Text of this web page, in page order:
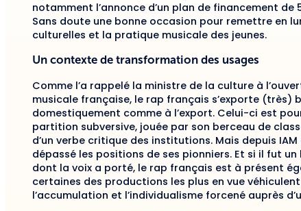
notamment l’annonce d’un plan de financement
Sans doute une bonne occasion pour remettre en
culturelles et la pratique musicale des jeunes.
Un contexte de transformation des usages
Comme l’a rappelé la ministre de la culture à
musicale française, le rap français s’exporte (très)
domestiquement comme à l’export. Celui-ci est
partition subversive, jouée par son berceau de
d’un verbe critique des institutions. Mais depuis
dépassé les positions de ses pionniers. Et si il fut
dont la voix a porté, le rap français est à présent
certaines des productions les plus en vue
l’accumulation et l’individualisme forcené auprès